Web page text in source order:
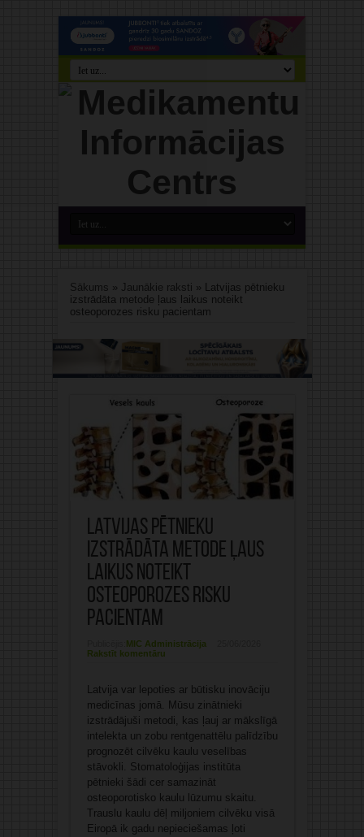
Sākums » Jaunākie raksti » Latvijas pētnieku
izstrādāta metode ļaus laikus noteikt
osteoporozes risku pacientam
Latvijas pētnieku
izstrādāta metode ļaus
laikus noteikt
osteoporozes risku
pacientam
MIC Administrācija
Rakstīt komentāru
Latvija var lepoties ar būtisku inovāciju
medicīnas jomā. Mūsu zinātnieki
izstrādājuši metodi, kas ļauj ar mākslīgā
intelekta un zobu rentgenattēlu palīdzību
prognozēt cilvēku kaulu veselības
stāvokli. Stomatoloģijas institūta
pētnieki šādi cer samazināt
osteoporotisko kaulu lūzumu skaitu.
Trauslu kaulu dēļ miljoniem cilvēku visā
Eiropā ik gadu nepieciešamas ļoti